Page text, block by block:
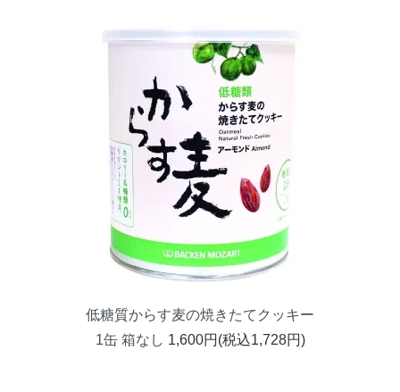
低糖質からす麦の焼きたてクッキー
1缶 箱なし 1,600円(税込1,728円)